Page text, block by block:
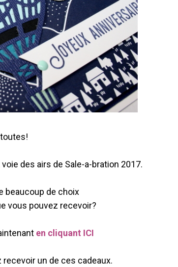
des airs de Sale-a-bration 2017.
beaucoup de choix
vous pouvez recevoir?
en cliquant ICI
un de ces cadeaux.